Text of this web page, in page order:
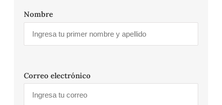
Nombre
Correo electrónico